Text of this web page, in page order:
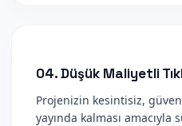
04. Düşük Maliyetli
Projenizin kesintisiz,
yayında kalması